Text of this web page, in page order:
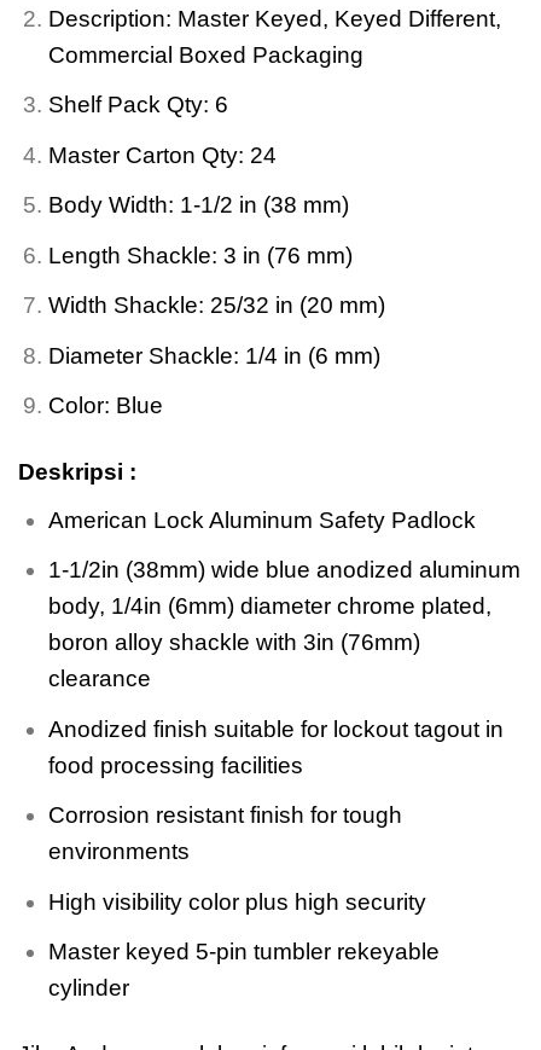
Description: Master Keyed, Keyed Different,
Commercial Boxed Packaging
Shelf Pack Qty: 6
Master Carton Qty: 24
Body Width: 1-1/2 in (38 mm)
Length Shackle: 3 in (76 mm)
Width Shackle: 25/32 in (20 mm)
Diameter Shackle: 1/4 in (6 mm)
Color: Blue
Deskripsi :
American Lock Aluminum Safety Padlock
1-1/2in (38mm) wide blue anodized aluminum
body, 1/4in (6mm) diameter chrome plated,
boron alloy shackle with 3in (76mm)
clearance
Anodized finish suitable for lockout tagout in
food processing facilities
Corrosion resistant finish for tough
environments
High visibility color plus high security
Master keyed 5-pin tumbler rekeyable
cylinder